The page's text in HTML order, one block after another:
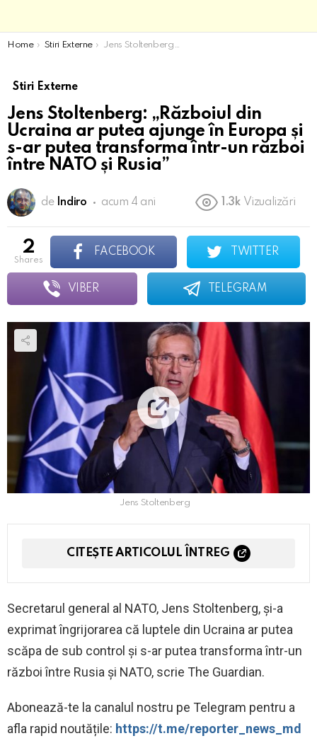
You are here:
Home Stiri Externe Jens Stoltenberg: „Războiul din Ucraina ar putea ajunge în Europa și s-ar putea transforma într-un război între NATO și Rusia”
Stiri Externe
Jens Stoltenberg: „Războiul din
Ucraina ar putea ajunge în Europa și
s-ar putea transforma într-un război
între NATO și Rusia”
de Indiro acum 4 ani 1.3k Vizualizări
2
shares
FACEBOOK TWITTER
VIBER TELEGRAM
Jens Stoltenberg
CITEȘTE ARTICOLUL ÎNTREG
Secretarul general al NATO, Jens Stoltenberg, și-a
exprimat îngrijorarea că luptele din Ucraina ar putea
scăpa de sub control și s-ar putea transforma într-un
război între Rusia și NATO, scrie The Guardian.
Abonează-te la canalul nostru pe Telegram pentru a
afla rapid noutățile: https://t.me/reporter_news_md